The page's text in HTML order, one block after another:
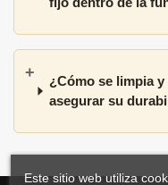
¿Cómo se limpia
asegurar su
Este sitio web utiliza